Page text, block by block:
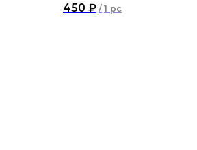
450 ₽ / 1 pc